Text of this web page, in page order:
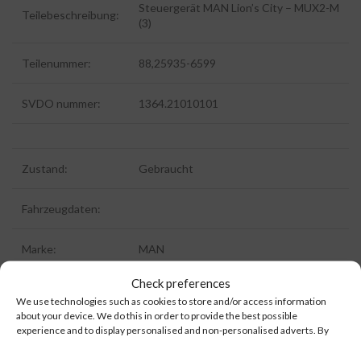
Check preferences
We use technologies such as cookies to store and/or access information
about your device. We do this in order to provide the best possible
experience and to display personalised and non-personalised adverts. By
Teilebeschreibung:
Steuergerät MAN Lion’s City – MUX2-M
(3)
Teilenummer: 88,25935-6599
SVDO nummer: 1364.21010101
Zustand: Gebraucht
Fahrzeugdaten:
Marke: MAN
Lion’s City
Baujahr: 05/2005